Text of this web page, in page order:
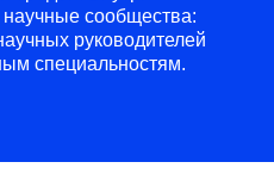
сообщества:
руководителей
специальностям.